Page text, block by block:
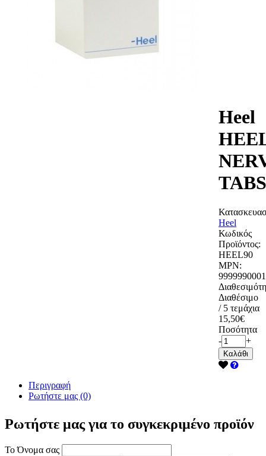
Heel
TABS
Heel
Κωδικός
Προϊόντος:
HEEL90
MPN:
Διαθέσιμο
/ 5 τεμάχια
15,50€
Ποσότητα
-
+
Καλάθι
Περιγραφή
Ρωτήστε μας (0)
Ρωτήστε μας για το συγκεκριμένο προϊόν
Το Όνομα σας